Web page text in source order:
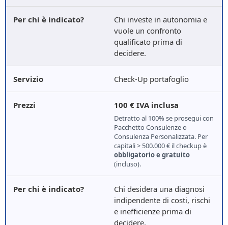
Chi investe in autonomia e
vuole un confronto
qualificato prima di
decidere.
Check-Up portafoglio
100 € IVA inclusa
Detratto al 100% se prosegui con
Pacchetto Consulenze o
Consulenza Personalizzata. Per
capitali > 500.000 € il checkup è
obbligatorio e gratuito
(incluso).
Chi desidera una diagnosi
indipendente di costi, rischi
e inefficienze prima di
decidere.